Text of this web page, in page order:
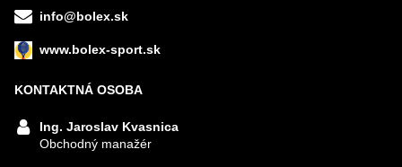
info@bolex.sk
www.bolex-sport.sk
KONTAKTNÁ OSOBA
Ing. Jaroslav Kvasnica
Obchodný manažér